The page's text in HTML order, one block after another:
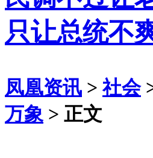
只让总统不
凤凰资讯 >社会
万象 > 正文